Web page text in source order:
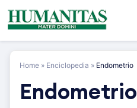
Skip
to
Home » Enciclopedia » Endometrio
Endometrio